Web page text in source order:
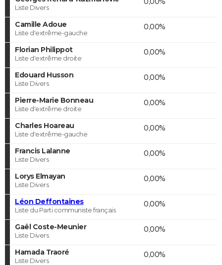
Liste Divers
Camille Adoue
Liste d'extrême-gauche
0,00%
Florian Philippot
Liste d'extrême droite
0,00%
Edouard Husson
Liste Divers
0,00%
Pierre-Marie Bonneau
Liste d'extrême droite
0,00%
Charles Hoareau
Liste d'extrême-gauche
0,00%
Francis Lalanne
Liste Divers
0,00%
Lorys Elmayan
Liste Divers
0,00%
Léon Deffontaines
Liste du Parti communiste français
0,00%
Gaël Coste-Meunier
Liste Divers
0,00%
Hamada Traoré
Liste Divers
0,00%